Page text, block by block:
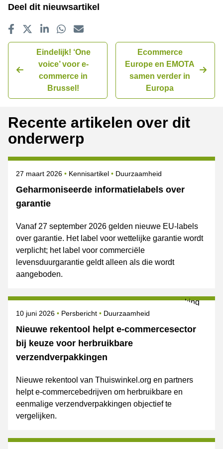
Deel dit nieuwsartikel
Delen op Facebook
TweetDelen op LinkedIn
Delen op WhatsApp
E-mailadres
Eindelijk! ‘One
voice’ voor e-
commerce in
Brussel!
Ecommerce
Europe en EMOTA
samen verder in
Europa
Recente artikelen over dit
onderwerp
Geharmoniseerde informatielabels over
garantie
Gepubliceerd op
27 maart 2026 Kennisartikel Onderwerpen
Duurzaamheid
Vanaf 27 september 2026 gelden nieuwe EU-labels
over garantie. Het label voor wettelijke garantie wordt
verplicht; het label voor commerciële
levensduurgarantie geldt alleen als die wordt
aangeboden.
Nieuwe rekentool helpt e-commercesector
bij keuze voor herbruikbare
verzendverpakkingen
Gepubliceerd op
10 juni 2026 Categorie
Persbericht Onderwerpen
Duurzaamheid
Nieuwe rekentool van Thuiswinkel.org en partners
helpt e-commercebedrijven om herbruikbare en
eenmalige verzendverpakkingen objectief te
vergelijken.